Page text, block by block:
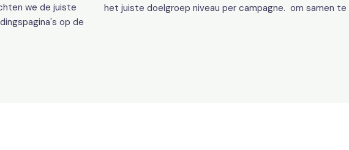
we de juiste
op de
het juiste doelgroep niveau per campagne. om samen te